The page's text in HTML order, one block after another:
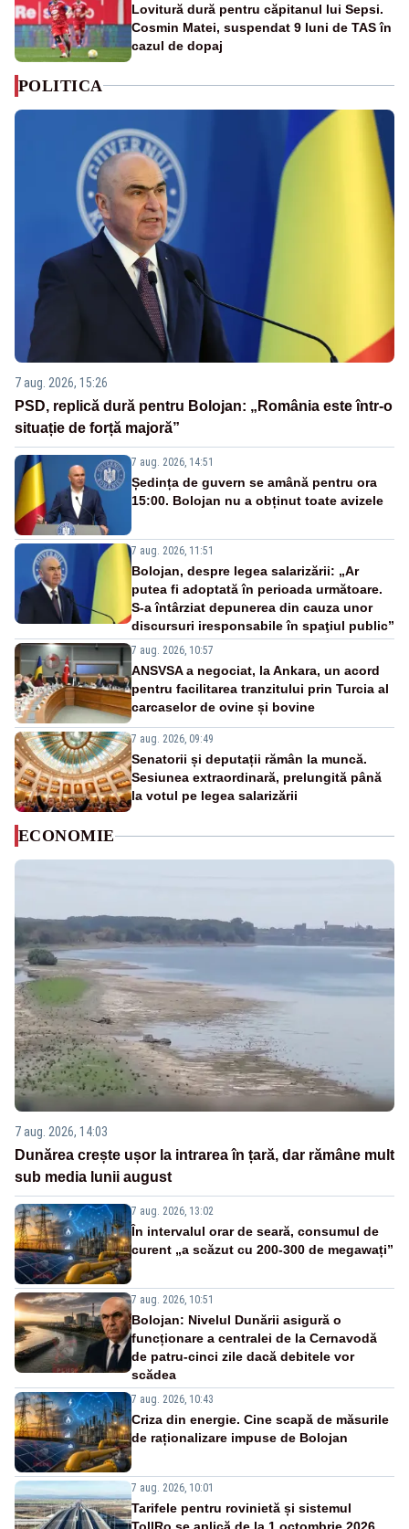
Lovitură dură pentru căpitanul lui Sepsi.
Cosmin Matei, suspendat 9 luni de TAS în
cazul de dopaj
POLITICA
7 aug. 2026, 15:26
PSD, replică dură pentru Bolojan: „România este într-o
situație de forță majoră”
7 aug. 2026, 14:51
Ședința de guvern se amână pentru ora
15:00. Bolojan nu a obținut toate avizele
7 aug. 2026, 11:51
Bolojan, despre legea salarizării: „Ar
putea fi adoptată în perioada următoare.
S-a întârziat depunerea din cauza unor
discursuri iresponsabile în spaţiul public”
7 aug. 2026, 10:57
ANSVSA a negociat, la Ankara, un acord
pentru facilitarea tranzitului prin Turcia al
carcaselor de ovine și bovine
7 aug. 2026, 09:49
Senatorii și deputații rămân la muncă.
Sesiunea extraordinară, prelungită până
la votul pe legea salarizării
ECONOMIE
7 aug. 2026, 14:03
Dunărea crește ușor la intrarea în țară, dar rămâne mult
sub media lunii august
7 aug. 2026, 13:02
În intervalul orar de seară, consumul de
curent „a scăzut cu 200-300 de megawați”
7 aug. 2026, 10:51
Bolojan: Nivelul Dunării asigură o
funcționare a centralei de la Cernavodă
de patru-cinci zile dacă debitele vor
scădea
7 aug. 2026, 10:43
Criza din energie. Cine scapă de măsurile
de raționalizare impuse de Bolojan
7 aug. 2026, 10:01
Tarifele pentru rovinietă și sistemul
TollRo se aplică de la 1 octombrie 2026.